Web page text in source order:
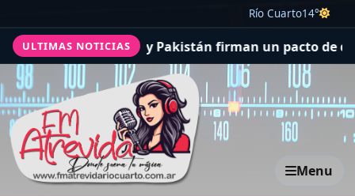
Río Cuarto14°
ULTIMAS NOTICIAS
Turquía y Pakistán firman un pacto de defensa
Menu